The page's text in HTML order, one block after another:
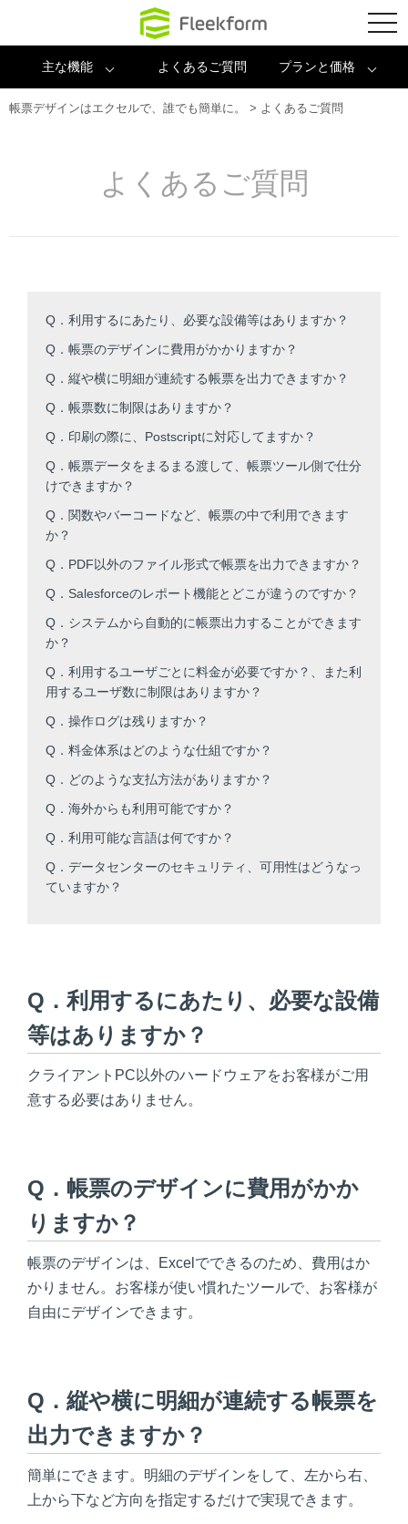
クラウド環
主な機能 よくあるご質問 プランと価格
よくあるご質問
帳票デザインはエクセルで、誰でも簡単に。 > よくあるご質問
Q．利用するにあたり、必要な設備等はありますか？
Q．帳票のデザインに費用がかかりますか？
Q．縦や横に明細が連続する帳票を出力できますか？
Q．帳票数に制限はありますか？
Q．印刷の際に、Postscriptに対応してますか？
Q．帳票データをまるまる渡して、帳票ツール側で仕分
けできますか？
Q．関数やバーコードなど、帳票の中で利用できます
か？
Q．PDF以外のファイル形式で帳票を出力できますか？
Q．Salesforceのレポート機能とどこが違うのですか？
Q．システムから自動的に帳票出力することができます
か？
Q．利用するユーザごとに料金が必要ですか？、また利
用するユーザ数に制限はありますか？
Q．操作ログは残りますか？
Q．料金体系はどのような仕組ですか？
Q．どのような支払方法がありますか？
Q．海外からも利用可能ですか？
Q．利用可能な言語は何ですか？
Q．データセンターのセキュリティ、可用性はどうなっ
ていますか？
Q．利用するにあたり、必要な設備
等はありますか？
クライアントPC以外のハードウェアをお客様がご用
意する必要はありません。
Q．帳票のデザインに費用がかか
りますか？
帳票のデザインは、Excelでできるのため、費用はか
かりません。お客様が使い慣れたツールで、お客様が
自由にデザインできます。
Q．縦や横に明細が連続する帳票を
出力できますか？
簡単にできます。明細のデザインをして、左から右、
上から下など方向を指定するだけで実現できます。